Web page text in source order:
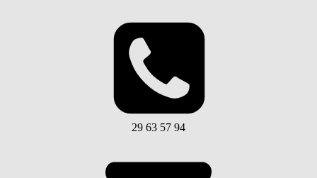
29 63 57 94